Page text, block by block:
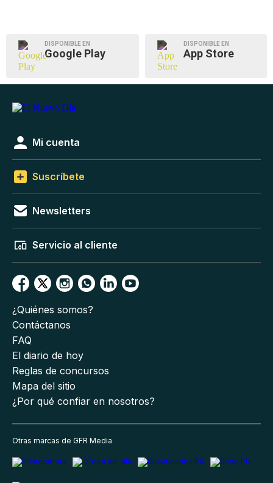
DISPONIBLE EN
Google Play
DISPONIBLE EN
App Store
Mi cuenta
Suscríbete
Newsletters
Servicio al cliente
¿Quiénes somos?
Contáctanos
FAQ
El diario de hoy
Reglas de concursos
Mapa del sitio
¿Por qué confiar en nosotros?
Otras marcas de GFR Media